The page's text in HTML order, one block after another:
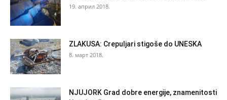
19. април 2018.
ZLAKUSA: Crepuljari stigoše do UNESKA
8. март 2018.
NJUJORK Grad dobre energije, znamenitosti